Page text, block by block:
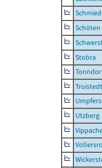
Schöten
Stobra
Troistedt
Utzberg